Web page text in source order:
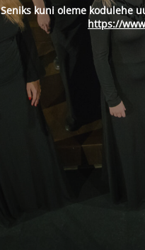
Seniks kuni oleme kodulehe
https://